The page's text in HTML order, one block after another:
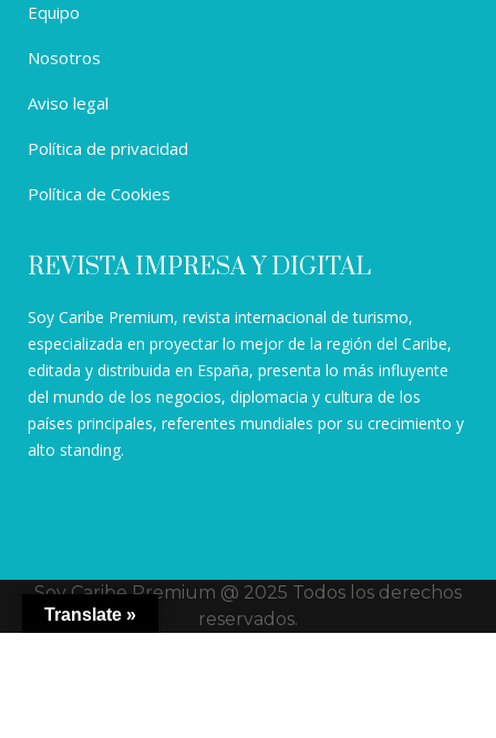
Equipo
Nosotros
Aviso legal
Política de privacidad
Política de Cookies
REVISTA IMPRESA Y DIGITAL
Soy Caribe Premium, revista internacional de turismo,
especializada en proyectar lo mejor de la región del Caribe,
editada y distribuida en España, presenta lo más influyente
del mundo de los negocios, diplomacia y cultura de los
países principales, referentes mundiales por su crecimiento y
alto standing.
Soy Caribe Premium @ 2025 Todos los derechos
reservados.
Translate »